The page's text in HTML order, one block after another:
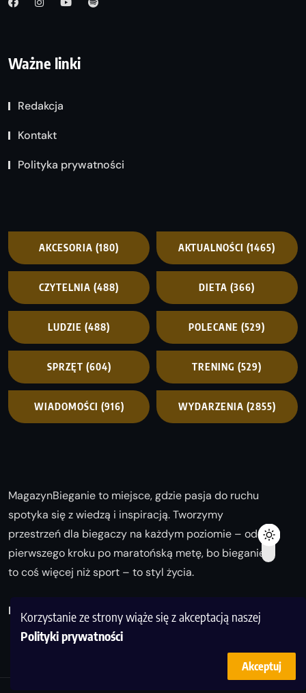
Korzystanie ze strony wiąże się z akceptacją naszej
Polityki prywatności
Akceptuj
Ważne linki
Redakcja
Kontakt
Polityka prywatności
AKCESORIA (180) AKTUALNOŚCI (1465)
CZYTELNIA (488) DIETA (366)
LUDZIE (488) POLECANE (529)
SPRZĘT (604) TRENING (529)
WIADOMOŚCI (916) WYDARZENIA (2855)
MagazynBieganie to miejsce, gdzie pasja do ruchu
spotyka się z wiedzą i inspiracją. Tworzymy
przestrzeń dla biegaczy na każdym poziomie – od
pierwszego kroku po maratońską metę, bo bieganie
to coś więcej niż sport – to styl życia.
Biegaj z nami i odkrywaj swoją najlepszą wersję!